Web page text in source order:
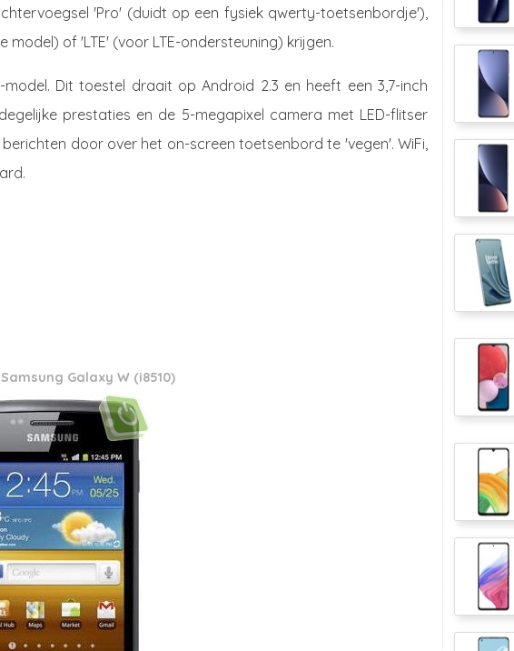
'Pro' (duidt op een fysiek qwerty-toetsenbordje'),
of 'LTE' (voor LTE-ondersteuning) krijgen.
Dit toestel draait op Android 2.3 en heeft een 3,7-inch
prestaties en de 5-megapixel camera met LED-flitser
door over het on-screen toetsenbord te 'vegen'. WiFi,
Samsung Galaxy W (i8510)